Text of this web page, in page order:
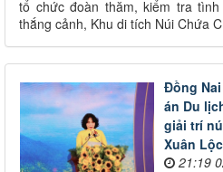
tổ chức đoàn thăm, kiểm tra
thắng cảnh, Khu di tích Núi Chứa
Đồng
án Du
giải trí
Xuân Lộc
21:19